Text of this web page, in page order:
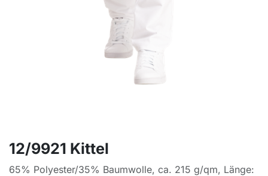
12/9921 Kittel
65% Polyester/35% Baumwolle, ca. 215 g/qm, Länge: